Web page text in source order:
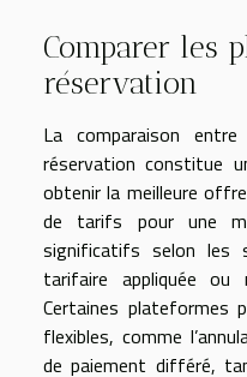
Comparer les
réservation
La comparaison
réservation constitue
obtenir la meilleure
de tarifs pour une
significatifs selon les
tarifaire appliquée ou
Certaines plateformes
flexibles, comme
de paiement différé,